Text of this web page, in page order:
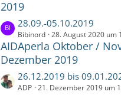
e
i
t
r
ä
e
z
e
B
e
i
t
r
2019
L
e
t
z
e
28.09.-05.10.2019
Bibinord 28. August 2020 um
AIDAperla Oktober /
Dezember 2019
L
e
26.12.2019 bis
ADP 21. Dezember 2019 um